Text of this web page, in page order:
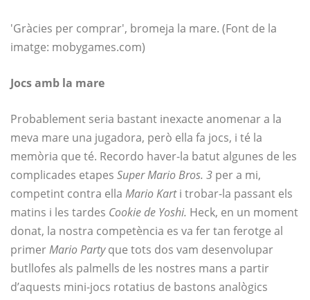
'Gràcies per comprar', bromeja la mare. (Font de la
imatge: mobygames.com)
Jocs amb la mare
Probablement seria bastant inexacte anomenar a la
meva mare una jugadora, però ella fa jocs, i té la
memòria que té. Recordo haver-la batut algunes de les
complicades etapes Super Mario Bros. 3 per a mi,
competint contra ella Mario Karti trobar-la passant els
matins i les tardes Cookie de Yoshi. Heck, en un moment
donat, la nostra competència es va fer tan ferotge al
primerMario Partyque tots dos vam desenvolupar
butllofes als palmells de les nostres mans a partir
d’aquests mini-jocs rotatius de bastons analògics